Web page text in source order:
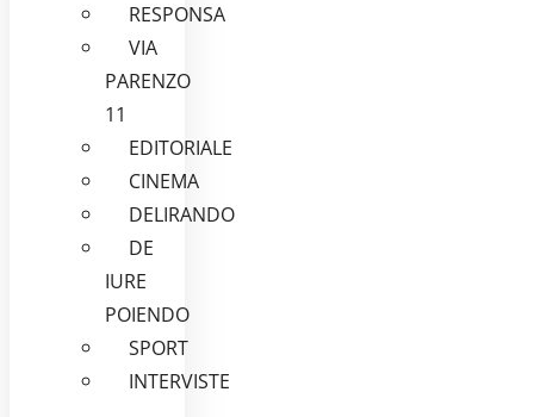
RESPONSA
VIA
PARENZO
11
EDITORIALE
CINEMA
DELIRANDO
DE
IURE
POIENDO
SPORT
INTERVISTE